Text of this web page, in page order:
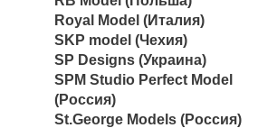
Royal Model (Италия)
SKP model (Чехия)
SP Designs (Украина)
SPM Studio Perfect Model
(Россия)
St.George Models (Россия)